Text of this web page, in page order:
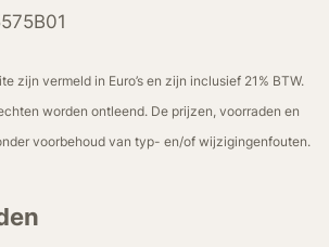
zijn vermeld in Euro’s en zijn inclusief 21% BTW.
worden ontleend. De prijzen, voorraden en
voorbehoud van typ- en/of wijzigingenfouten.